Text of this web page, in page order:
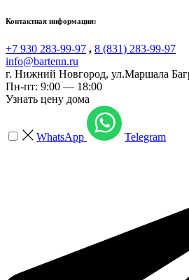
Контактная информация:
+7 930 283-99-97 , 8 (831) 283-99-97
info@bartenn.ru
г. Нижний Новгород, ул.Маршала
Пн-пт: 9:00 — 18:00
Узнать цену дома
WhatsApp Telegram